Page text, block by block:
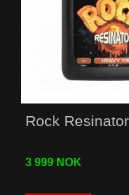
Rock
3 999 NOK